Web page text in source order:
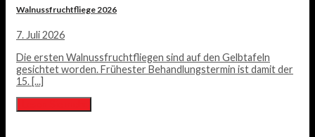
Walnussfruchtfliege 2026
7. Juli 2026
Die ersten Walnussfruchtfliegen sind auf den Gelbtafeln
gesichtet worden. Frühester Behandlungstermin ist damit der
15. [...]